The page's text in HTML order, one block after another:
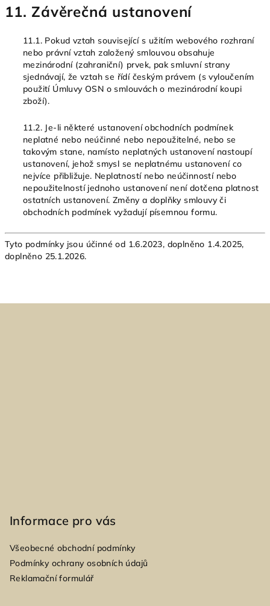
11. Závěrečná ustanovení
11.1. Pokud vztah související s užitím webového rozhraní
nebo právní vztah založený smlouvou obsahuje
mezinárodní (zahraniční) prvek, pak smluvní strany
sjednávají, že vztah se řídí českým právem (s vyloučením
použití Úmluvy OSN o smlouvách o mezinárodní koupi
zboží).
11.2. Je-li některé ustanovení obchodních podmínek
neplatné nebo neúčinné nebo nepoužitelné, nebo se
takovým stane, namísto neplatných ustanovení nastoupí
ustanovení, jehož smysl se neplatnému ustanovení co
nejvíce přibližuje. Neplatností nebo neúčinností nebo
nepoužitelností jednoho ustanovení není dotčena platnost
ostatních ustanovení. Změny a doplňky smlouvy či
obchodních podmínek vyžadují písemnou formu.
Tyto podmínky jsou účinné od 1.6.2023, doplněno 1.4.2025,
doplněno 25.1.2026.
Informace pro vás
Všeobecné obchodní podmínky
Podmínky ochrany osobních údajů
Reklamační formulář